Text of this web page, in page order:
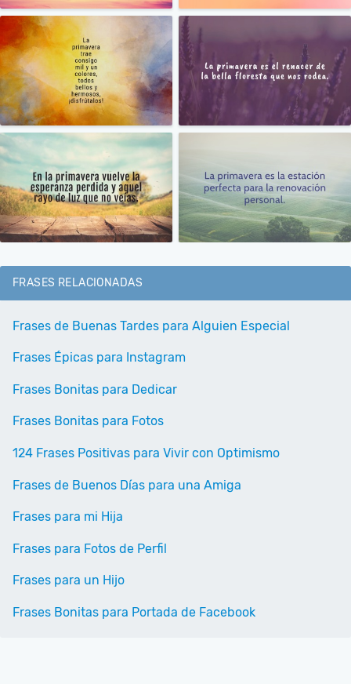
FRASES RELACIONADAS
Frases de Buenas Tardes para Alguien Especial
Frases Épicas para Instagram
Frases Bonitas para Dedicar
Frases Bonitas para Fotos
124 Frases Positivas para Vivir con Optimismo
Frases de Buenos Días para una Amiga
Frases para mi Hija
Frases para Fotos de Perfil
Frases para un Hijo
Frases Bonitas para Portada de Facebook